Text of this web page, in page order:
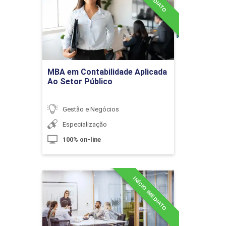
10h
10h
Gerenciamento de Projetos
MBA em Contabilidade Aplicada
Ao Setor Público
Gestão e Negócios
Especialização
100% on-line
Detalhes do curso
Ir para Inscrição
INÍCIO IMEDIATO
MBA em Contabilidade
Consultiva
Detalhes do curso